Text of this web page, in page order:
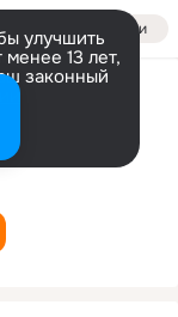
Войти
улучшить
13 лет,
законный
Voices